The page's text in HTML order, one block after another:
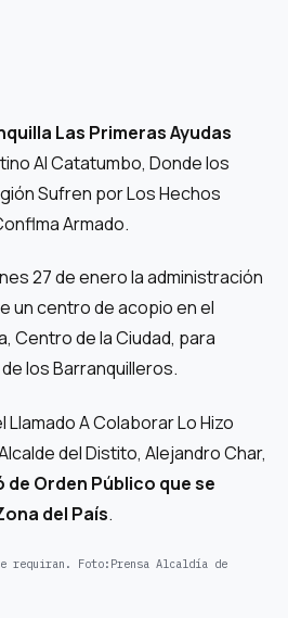
Las Primeras Ayudas
Al Catatumbo, Donde los
Sufren por Los Hechos
Armado.
27 de enero la administración
un centro de acopio en el
Centro de la Ciudad, para
los Barranquilleros.
A Colaborar Lo Hizo
del Distito, Alejandro Char,
de Orden Público que se
del País.
requiran. Foto: Prensa Alcaldía de